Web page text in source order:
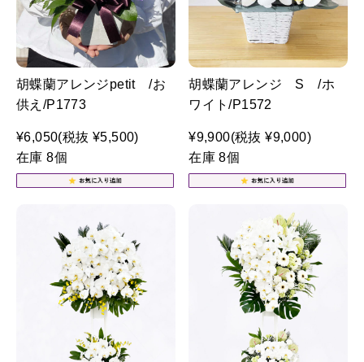
胡蝶蘭アレンジpetit /お
供え/P1773
¥6,050(税抜 ¥5,500)
在庫 8個
胡蝶蘭アレンジ S /ホ
ワイト/P1572
¥9,900(税抜 ¥9,000)
在庫 8個